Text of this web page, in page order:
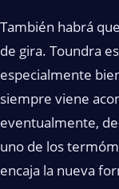
También habrá
de gira. Toundra
especialmente
siempre viene
eventualmente,
uno de los
encaja la nueva